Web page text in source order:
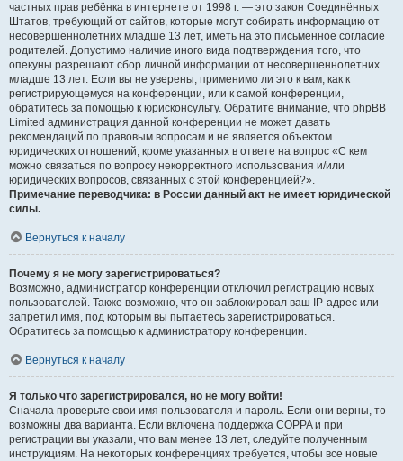
частных прав ребёнка в интернете от 1998 г. — это закон Соединённых
Штатов, требующий от сайтов, которые могут собирать информацию от
несовершеннолетних младше 13 лет, иметь на это письменное согласие
родителей. Допустимо наличие иного вида подтверждения того, что
опекуны разрешают сбор личной информации от несовершеннолетних
младше 13 лет. Если вы не уверены, применимо ли это к вам, как к
регистрирующемуся на конференции, или к самой конференции,
обратитесь за помощью к юрисконсульту. Обратите внимание, что phpBB
Limited администрация данной конференции не может давать
рекомендаций по правовым вопросам и не является объектом
юридических отношений, кроме указанных в ответе на вопрос «С кем
можно связаться по вопросу некорректного использования и/или
юридических вопросов, связанных с этой конференцией?».
Примечание переводчика: в России данный акт не имеет юридической
силы..
Вернуться к началу
Почему я не могу зарегистрироваться?
Возможно, администратор конференции отключил регистрацию новых
пользователей. Также возможно, что он заблокировал ваш IP-адрес или
запретил имя, под которым вы пытаетесь зарегистрироваться.
Обратитесь за помощью к администратору конференции.
Вернуться к началу
Я только что зарегистрировался, но не могу войти!
Сначала проверьте свои имя пользователя и пароль. Если они верны, то
возможны два варианта. Если включена поддержка COPPA и при
регистрации вы указали, что вам менее 13 лет, следуйте полученным
инструкциям. На некоторых конференциях требуется, чтобы все новые